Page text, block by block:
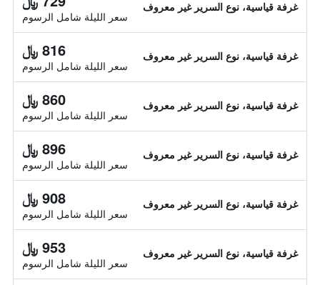
غرفة قياسية، نوع السرير غير معروف
سعر الليلة شامل الرسوم
غرفة قياسية، نوع السرير غير معروف 816 ﷼
سعر الليلة شامل الرسوم
غرفة قياسية، نوع السرير غير معروف 860 ﷼
سعر الليلة شامل الرسوم
غرفة قياسية، نوع السرير غير معروف 896 ﷼
سعر الليلة شامل الرسوم
غرفة قياسية، نوع السرير غير معروف 908 ﷼
سعر الليلة شامل الرسوم
غرفة قياسية، نوع السرير غير معروف 953 ﷼
سعر الليلة شامل الرسوم